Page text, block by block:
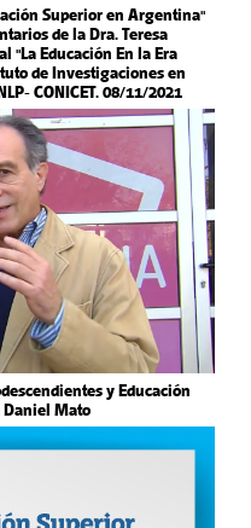
Superior en Argentina"
de la Dra. Teresa
"La Educación En la Era
de Investigaciones en
CONICET. 08/11/2021
y Educación
Daniel Mato